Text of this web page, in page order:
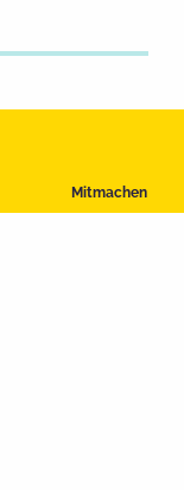
Mitmachen